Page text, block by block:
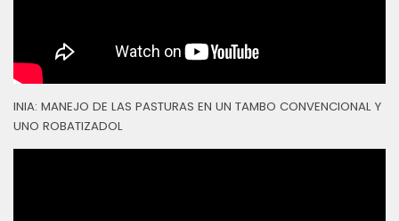
INIA: MANEJO DE LAS PASTURAS EN UN TAMBO CONVENCIONAL Y
UNO ROBATIZADOL